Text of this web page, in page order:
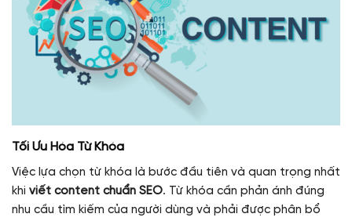
Tối Ưu Hóa Từ Khóa
Việc lựa chọn từ khóa là bước đầu tiên và quan trọng nhất
khi viết content chuẩn SEO. Từ khóa cần phản ánh đúng
nhu cầu tìm kiếm của người dùng và phải được phân bổ